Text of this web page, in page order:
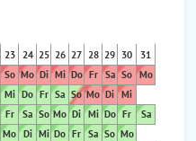
23 24 25 26 27 28 29 30
31
So Mo Di Mi Do Fr Sa So Mo
Mi Do Fr Sa So Mo Di Mi
Fr Sa So Mo Di Mi Do Fr
Sa
Mo Di Mi Do Fr Sa So Mo